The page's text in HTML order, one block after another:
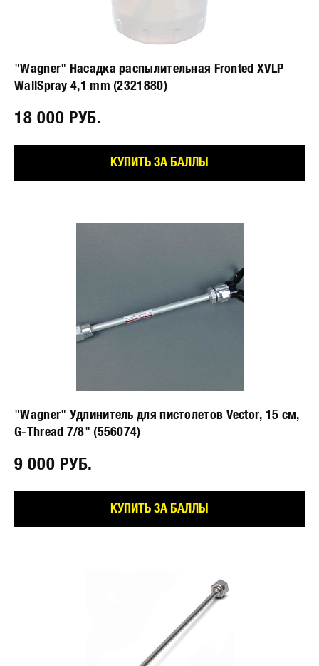
"Wagner" Насадка распылительная Fronted XVLP
WallSpray 4,1 mm (2321880)
18 000 РУБ.⠀
КУПИТЬ ЗА БАЛЛЫ
"Wagner" Удлинитель для пистолетов Vector, 15 см,
G-Thread 7/8" (556074)
9 000 РУБ.⠀
КУПИТЬ ЗА БАЛЛЫ